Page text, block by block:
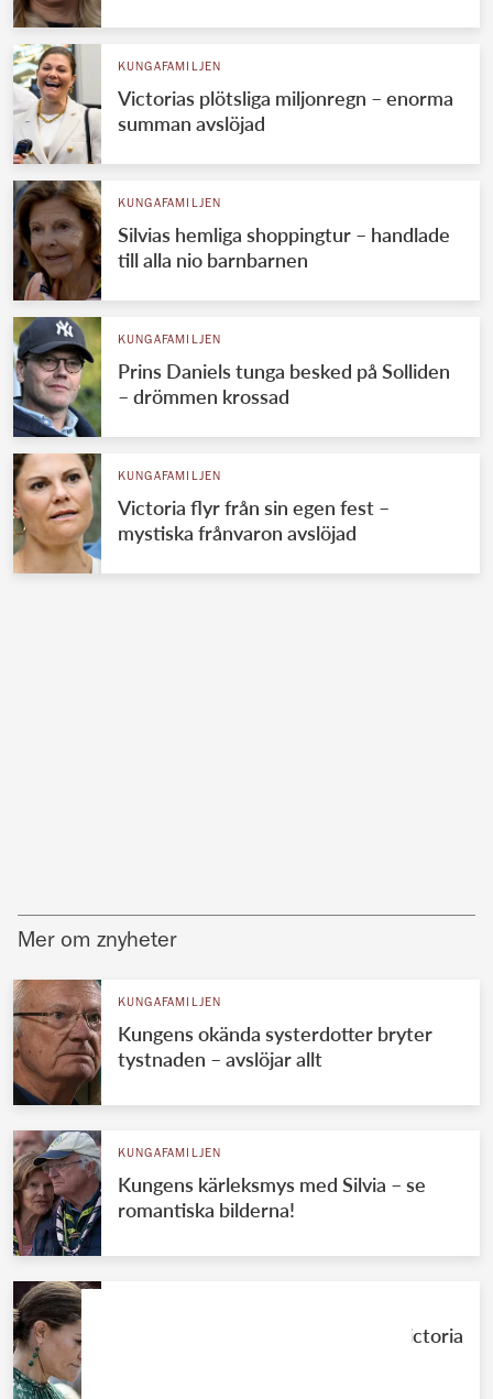
KUNGAFAMILJEN
Victorias plötsliga miljonregn – enorma
summan avslöjad
KUNGAFAMILJEN
Silvias hemliga shoppingtur – handlade
till alla nio barnbarnen
KUNGAFAMILJEN
Prins Daniels tunga besked på Solliden
– drömmen krossad
KUNGAFAMILJEN
Victoria flyr från sin egen fest –
mystiska frånvaron avslöjad
Mer om znyheter
KUNGAFAMILJEN
Kungens okända systerdotter bryter
tystnaden – avslöjar allt
KUNGAFAMILJEN
Kungens kärleksmys med Silvia – se
romantiska bilderna!
Knivbeväpnad man närmade sig Victoria